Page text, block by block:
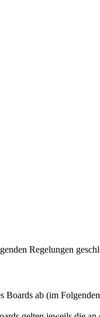
Regelungen
ab (im